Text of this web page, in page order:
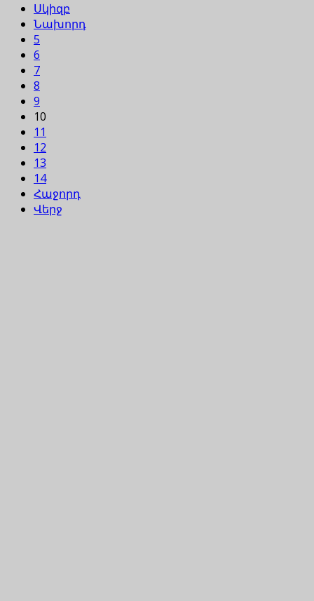
Սկիզբ
Նախորդ
5
6
7
8
9
10
11
12
13
14
Հաջորդ
Վերջ